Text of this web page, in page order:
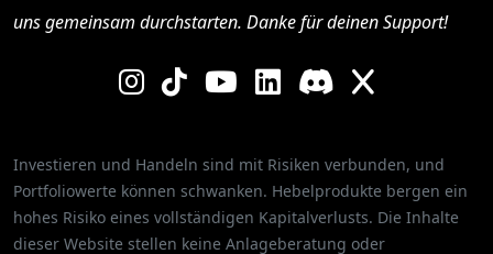
uns gemeinsam durchstarten. Danke für deinen Support!
Investieren und Handeln sind mit Risiken verbunden, und
Portfoliowerte können schwanken. Hebelprodukte bergen ein
hohes Risiko eines vollständigen Kapitalverlusts. Die Inhalte
dieser Website stellen keine Anlageberatung oder